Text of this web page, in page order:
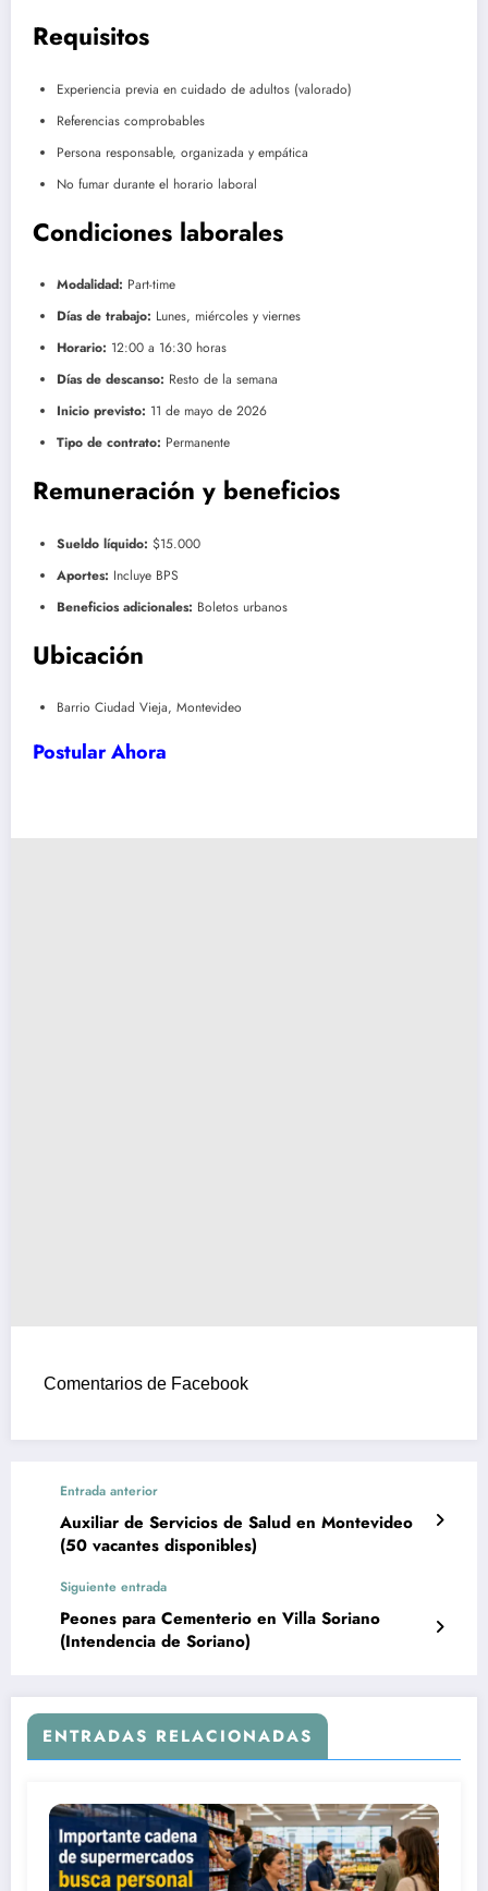
Requisitos
Experiencia previa en cuidado de adultos (valorado)
Referencias comprobables
Persona responsable, organizada y empática
No fumar durante el horario laboral
Condiciones laborales
Modalidad: Part-time
Días de trabajo: Lunes, miércoles y viernes
Horario: 12:00 a 16:30 horas
Días de descanso: Resto de la semana
Inicio previsto: 11 de mayo de 2026
Tipo de contrato: Permanente
Remuneración y beneficios
Sueldo líquido: $15.000
Aportes: Incluye BPS
Beneficios adicionales: Boletos urbanos
Ubicación
Barrio Ciudad Vieja, Montevideo
Postular Ahora
Comentarios de Facebook
Entrada anterior
Auxiliar de Servicios de Salud en Montevideo
(50 vacantes disponibles)
Siguiente entrada
Peones para Cementerio en Villa Soriano
(Intendencia de Soriano)
ENTRADAS RELACIONADAS